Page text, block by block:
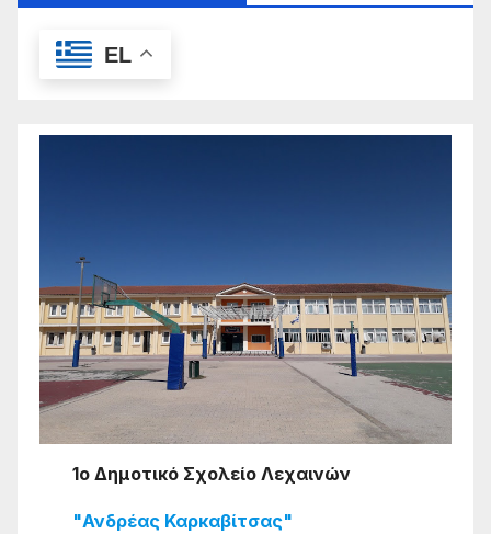
EL
1ο Δημοτικό Σχολείο Λεχαινών
"Ανδρέας Καρκαβίτσας"